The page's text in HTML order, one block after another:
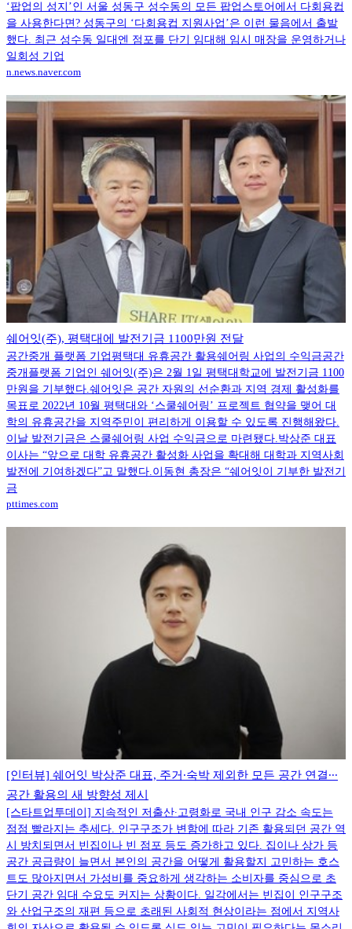
‘팝업의 성지’인 서울 성동구 성수동의 모든 팝업스토어에서 다회용컵
을 사용한다면? 성동구의 ‘다회용컵 지원사업’은 이런 물음에서 출발
했다. 최근 성수동 일대엔 점포를 단기 임대해 임시 매장을 운영하거나
일회성 기업
n.news.naver.com
쉐어잇(주), 평택대에 발전기금 1100만원 전달
공간중개 플랫폼 기업평택대 유휴공간 활용쉐어링 사업의 수익금공간
중개플랫폼 기업인 쉐어잇(주)은 2월 1일 평택대학교에 발전기금 1100
만원을 기부했다.쉐어잇은 공간 자원의 선순환과 지역 경제 활성화를
목표로 2022년 10월 평택대와 ‘스쿨쉐어링’ 프로젝트 협약을 맺어 대
학의 유휴공간을 지역주민이 편리하게 이용할 수 있도록 진행해왔다.
이날 발전기금은 스쿨쉐어링 사업 수익금으로 마련됐다.박상준 대표
이사는 “앞으로 대학 유휴공간 활성화 사업을 확대해 대학과 지역사회
발전에 기여하겠다”고 말했다.이동현 총장은 “쉐어잇이 기부한 발전기
금
pttimes.com
[인터뷰] 쉐어잇 박상준 대표, 주거∙숙박 제외한 모든 공간 연결∙∙∙
공간 활용의 새 방향성 제시
[스타트업투데이] 지속적인 저출산∙고령화로 국내 인구 감소 속도는
점점 빨라지는 추세다. 인구구조가 변함에 따라 기존 활용되던 공간 역
시 방치되면서 빈집이나 빈 점포 등도 증가하고 있다. 집이나 상가 등
공간 공급량이 늘면서 본인의 공간을 어떻게 활용할지 고민하는 호스
트도 많아지면서 가성비를 중요하게 생각하는 소비자를 중심으로 초
단기 공간 임대 수요도 커지는 상황이다. 일각에서는 빈집이 인구구조
와 산업구조의 재편 등으로 초래된 사회적 현상이라는 점에서 지역사